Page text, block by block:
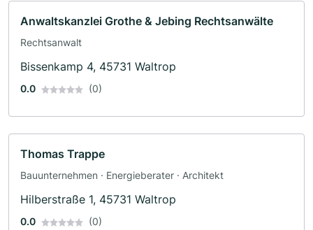
Anwaltskanzlei Grothe & Jebing Rechtsanwälte
Rechtsanwalt
Bissenkamp 4, 45731 Waltrop
0.0 (0)
Thomas Trappe
Bauunternehmen · Energieberater · Architekt
Hilberstraße 1, 45731 Waltrop
0.0 (0)